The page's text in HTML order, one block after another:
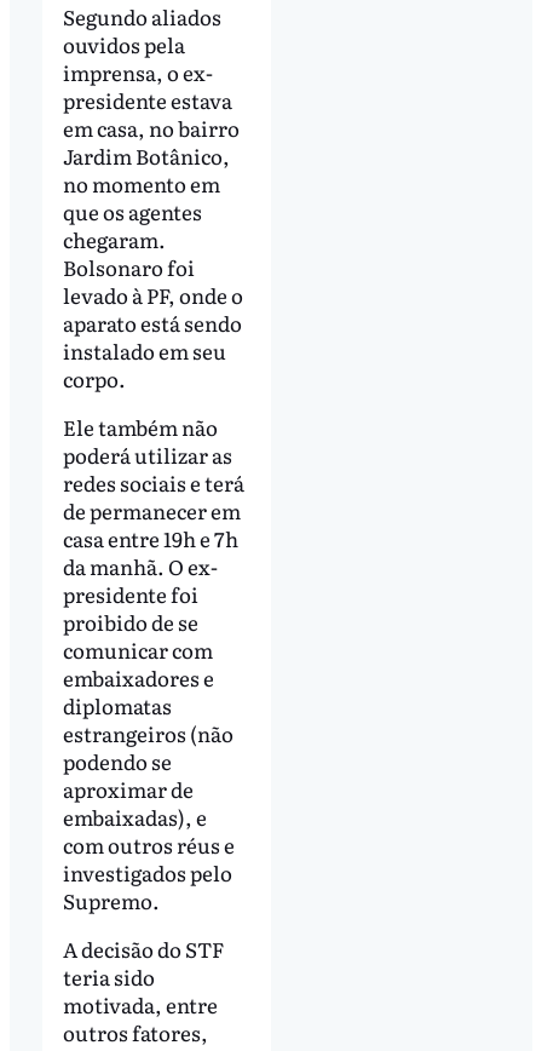
Segundo aliados
ouvidos pela
imprensa, o ex-
presidente estava
em casa, no bairro
Jardim Botânico,
no momento em
que os agentes
chegaram.
Bolsonaro foi
levado à PF, onde o
aparato está sendo
instalado em seu
corpo.
Ele também não
poderá utilizar as
redes sociais e terá
de permanecer em
casa entre 19h e 7h
da manhã. O ex-
presidente foi
proibido de se
comunicar com
embaixadores e
diplomatas
estrangeiros (não
podendo se
aproximar de
embaixadas), e
com outros réus e
investigados pelo
Supremo.
A decisão do STF
teria sido
motivada, entre
outros fatores,